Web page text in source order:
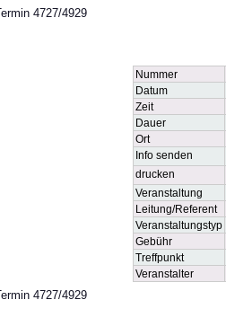
Termin 4727/4929
Nummer
Datum
Zeit
Dauer
Ort
Info senden
drucken
Veranstaltung
Leitung/Referent
Veranstaltungstyp
Gebühr
Treffpunkt
Veranstalter
Termin 4727/4929